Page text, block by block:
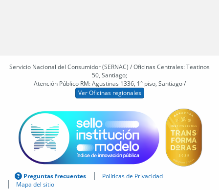
Servicio Nacional del Consumidor (SERNAC) / Oficinas Centrales: Teatinos
50, Santiago;
Atención Público RM: Agustinas 1336, 1° piso, Santiago /
Ver Oficinas regionales
Preguntas frecuentes
Políticas de Privacidad
Mapa del sitio